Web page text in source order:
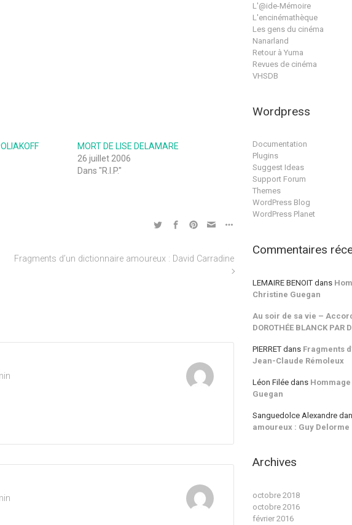
MORT DE LISE DELAMARE
26 juillet 2006
Dans "R.I.P."
Fragments d’un dictionnaire amoureux : David Carradine
L'@ide-Mémoire
L'encinémathèque
Les gens du cinéma
Nanarland
Retour à Yuma
Revues de cinéma
VHSDB
Wordpress
Documentation
Plugins
Suggest Ideas
Support Forum
Themes
WordPress Blog
WordPress Planet
Commentaires
LEMAIRE BENOIT dans
Christine Guegan
Au soir de sa vie –
DOROTHÉE BLANCK PAR
PIERRET dans Fragments
Jean-Claude Rémoleux
Léon Filée dans
Guegan
Sanguedolce Alexandre
amoureux : Guy Delorme
Archives
octobre 2018
octobre 2016
février 2016